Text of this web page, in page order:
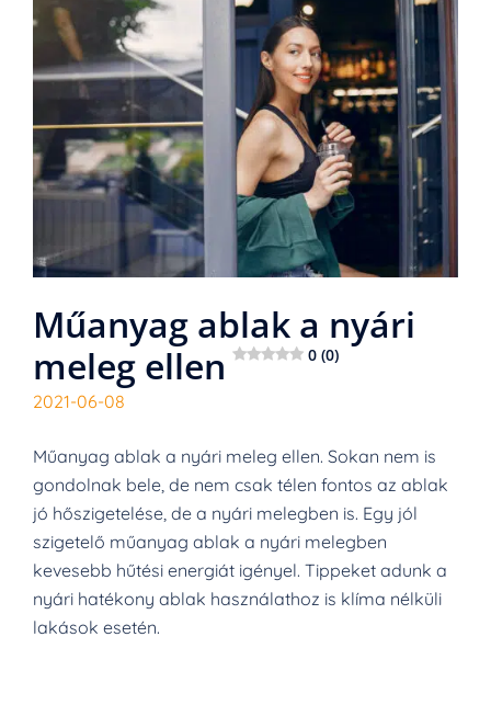
Műanyag ablak a nyári
meleg ellen
0 (0)
2021-06-08
Műanyag ablak a nyári meleg ellen. Sokan nem is
gondolnak bele, de nem csak télen fontos az ablak
jó hőszigetelése, de a nyári melegben is. Egy jól
szigetelő műanyag ablak a nyári melegben
kevesebb hűtési energiát igényel. Tippeket adunk a
nyári hatékony ablak használathoz is klíma nélküli
lakások esetén.